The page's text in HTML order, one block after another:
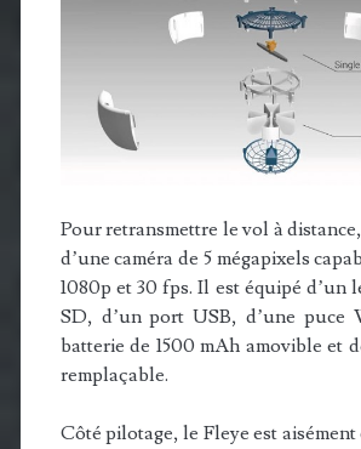
Pour retransmettre le vol à
d’une caméra de 5 mégapixels
1080p et 30 fps. Il est équipé d’un
SD, d’un port USB, d’une puce
batterie de 1500 mAh amovible et
remplaçable.
Côté pilotage, le Fleye est